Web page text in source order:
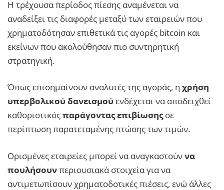
Η τρέχουσα περίοδος πίεσης αναμένεται να
αναδείξει τις διαφορές μεταξύ των εταιρειών που
χρηματοδότησαν επιθετικά τις αγορές bitcoin και
εκείνων που ακολούθησαν πιο συντηρητική
στρατηγική.
Όπως επισημαίνουν αναλυτές της αγοράς, η χρήση
υπερβολικού δανεισμού ενδέχεται να αποδειχθεί
καθοριστικόςπαράγοντας επιβίωσηςσε
περίπτωση παρατεταμένης πτώσης των τιμών.
Ορισμένες εταιρείες μπορεί να αναγκαστούννα
πουλήσουνπεριουσιακά στοιχεία για να
αντιμετωπίσουν χρηματοδοτικές πιέσεις, ενώ άλλες